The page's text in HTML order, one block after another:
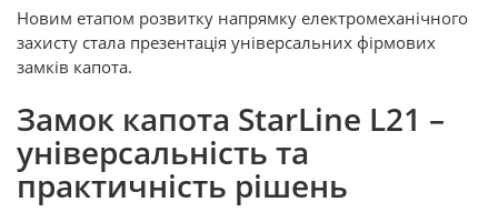
Новим етапом розвитку напрямку електромеханічного
захисту стала презентація універсальних фірмових
замків капота.
Замок капота StarLine L21 –
універсальність та
практичність рішень